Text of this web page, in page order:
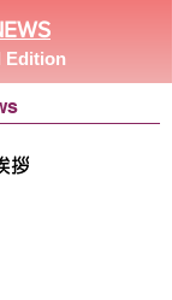
Edition
拶